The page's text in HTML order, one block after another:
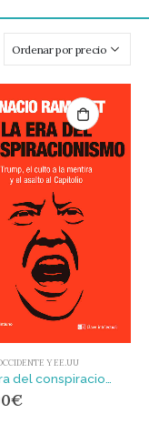
Y EE.UU
La era del conspiracionismo : Trump, el culto a la mentira y el asalto al Capitolio
€